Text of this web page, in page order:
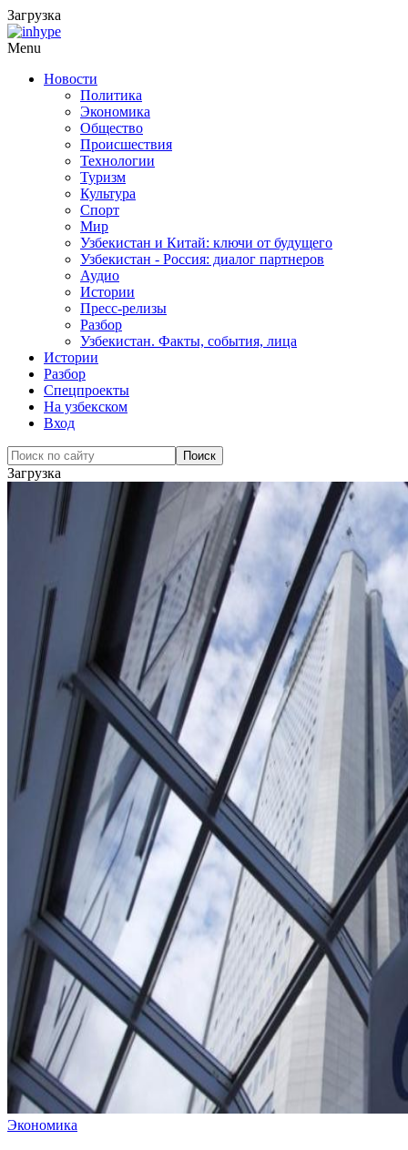
Загрузка
Menu
Новости
Политика
Экономика
Общество
Происшествия
Технологии
Туризм
Культура
Спорт
Мир
Узбекистан и Китай: ключи от будущего
Узбекистан - Россия: диалог партнеров
Аудио
Истории
Пресс-релизы
Разбор
Узбекистан. Факты, события, лица
Истории
Разбор
Спецпроекты
На узбекском
Вход
Загрузка
Экономика